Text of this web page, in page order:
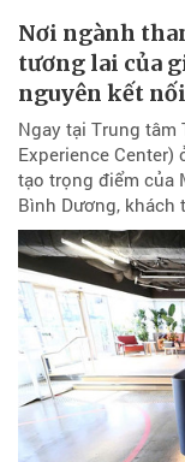
Nơi ngành
tương lai của
nguyên kết nối
Ngay tại Trung tâm
Experience
tạo trọng điểm của
Bình Dương, khách